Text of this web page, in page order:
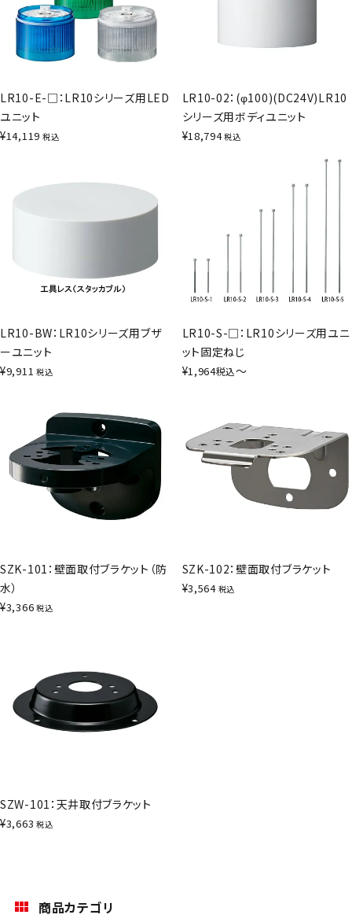
LR10-E-□：LR10シリーズ用LED
ユニット
¥14,119 税込
LR10-02：(φ100)(DC24V)LR10
シリーズ用ボディユニット
¥18,794 税込
LR10-BW：LR10シリーズ用ブザ
ーユニット
¥9,911 税込
LR10-S-□：LR10シリーズ用ユニ
ット固定ねじ
¥1,964税込〜
SZK-101：壁面取付ブラケット（防
水）
¥3,366 税込
SZK-102：壁面取付ブラケット
¥3,564 税込
SZW-101：天井取付ブラケット
¥3,663 税込
商品カテゴリ